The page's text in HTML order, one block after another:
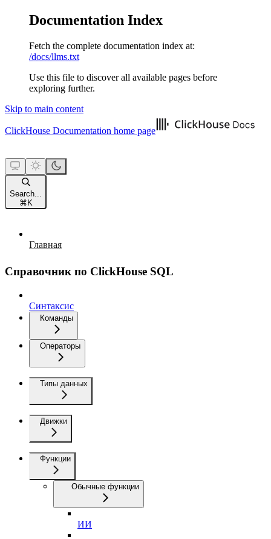
Documentation Index
Fetch the complete documentation index at:
/docs/llms.txt
Use this file to discover all available pages before
exploring further.
Skip to main content
ClickHouse Documentation home page
Search...
⌘ K
Главная
Справочник по ClickHouse SQL
Синтаксис
Команды
Операторы
Типы данных
Движки
Функции
Обычные функции
ИИ